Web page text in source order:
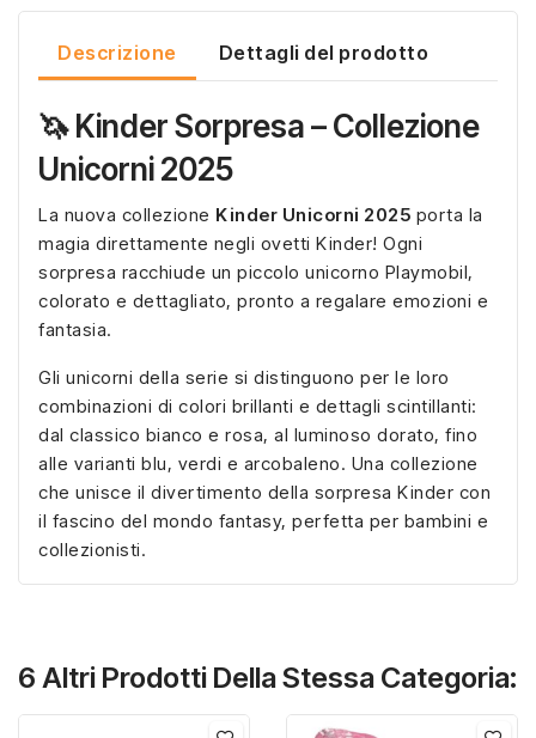
Descrizione Dettagli del prodotto
🦄 Kinder Sorpresa – Collezione
Unicorni 2025
La nuova collezione Kinder Unicorni 2025 porta la
magia direttamente negli ovetti Kinder! Ogni
sorpresa racchiude un piccolo unicorno Playmobil,
colorato e dettagliato, pronto a regalare emozioni e
fantasia.
Gli unicorni della serie si distinguono per le loro
combinazioni di colori brillanti e dettagli scintillanti:
dal classico bianco e rosa, al luminoso dorato, fino
alle varianti blu, verdi e arcobaleno. Una collezione
che unisce il divertimento della sorpresa Kinder con
il fascino del mondo fantasy, perfetta per bambini e
collezionisti.
6 Altri Prodotti Della Stessa Categoria: